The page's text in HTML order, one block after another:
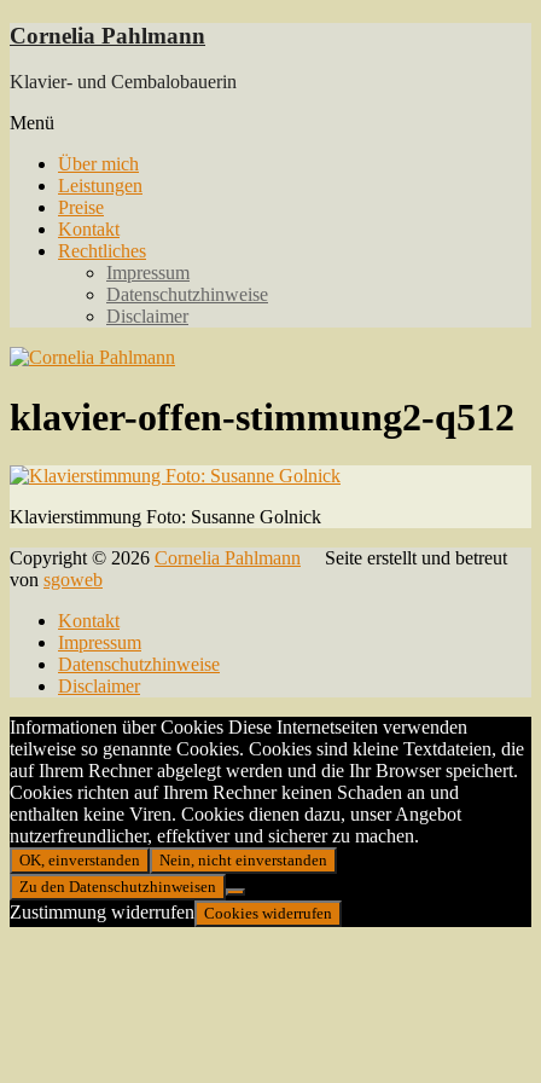
Skip
content
Cornelia Pahlmann
Klavier- und Cembalobauerin
Menü
Über mich
Leistungen
Preise
Kontakt
Rechtliches
Impressum
Datenschutzhinweise
Disclaimer
klavier-offen-stimmung2-q512
Klavierstimmung Foto: Susanne Golnick
Copyright © 2026 Cornelia Pahlmann Seite erstellt und betreut
von sgoweb
Kontakt
Impressum
Datenschutzhinweise
Disclaimer
Informationen über Cookies Diese Internetseiten verwenden
teilweise so genannte Cookies. Cookies sind kleine Textdateien, die
auf Ihrem Rechner abgelegt werden und die Ihr Browser speichert.
Cookies richten auf Ihrem Rechner keinen Schaden an und
enthalten keine Viren. Cookies dienen dazu, unser Angebot
nutzerfreundlicher, effektiver und sicherer zu machen.
OK, einverstanden
Nein, nicht einverstanden
Zu den Datenschutzhinweisen
Zustimmung widerrufen Cookies widerrufen